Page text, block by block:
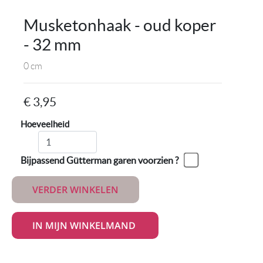
Musketonhaak - oud koper
- 32 mm
0 cm
€ 3,95
Hoeveelheid
Bijpassend Gütterman garen voorzien ?
VERDER WINKELEN